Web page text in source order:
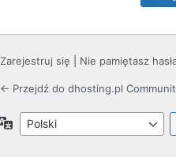
Zarejestruj się Nie pamiętasz
← Przejdź do dhosting.pl
Język